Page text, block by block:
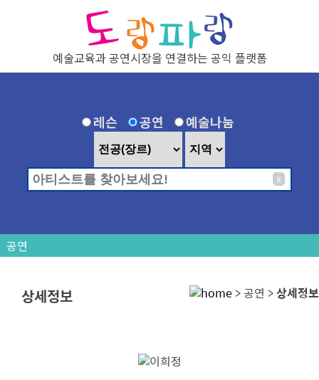
예술교육과 공연시장을 연결하는 공익 플랫폼
레슨 공연 예술나눔
X
공연
상세정보 > 공연 >상세정보